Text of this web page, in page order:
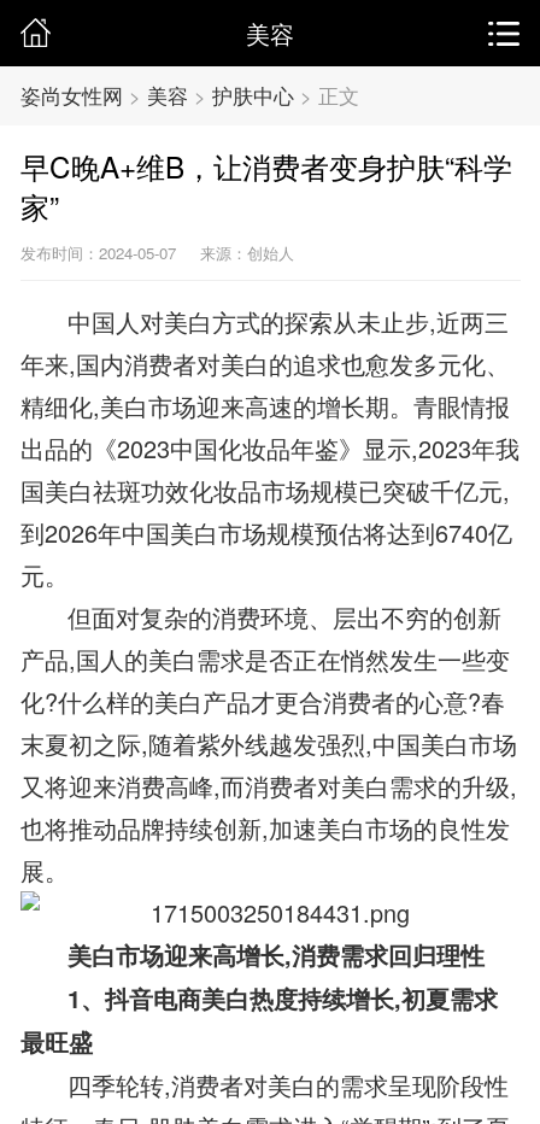
美容
姿尚女性网 > 美容 > 护肤中心> 正文
早C晚A+维B，让消费者变身护肤“科学
家”
发布时间：2024-05-07 来源：创始人
中国人对美白方式的探索从未止步,近两三
年来,国内消费者对美白的追求也愈发多元化、
精细化,美白市场迎来高速的增长期。青眼情报
出品的《2023中国化妆品年鉴》显示,2023年我
国美白祛斑功效化妆品市场规模已突破千亿元,
到2026年中国美白市场规模预估将达到6740亿
元。
但面对复杂的消费环境、层出不穷的创新
产品,国人的美白需求是否正在悄然发生一些变
化?什么样的美白产品才更合消费者的心意?春
末夏初之际,随着紫外线越发强烈,中国美白市场
又将迎来消费高峰,而消费者对美白需求的升级,
也将推动品牌持续创新,加速美白市场的良性发
展。
美白市场迎来高增长,消费需求回归理性
1、抖音电商美白热度持续增长,初夏需求
最旺盛
四季轮转,消费者对美白的需求呈现阶段性